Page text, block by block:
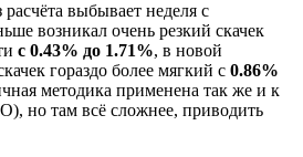
выбывает неделя с
возникал очень резкий скачек
с 0.43% до 1.71%, в новой
гораздо более мягкий с 0.86%
методика применена так же и к
но там всё сложнее, приводить